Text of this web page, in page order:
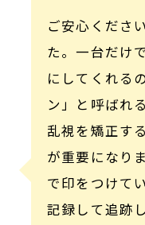
ご安心くださ
た。一台だけ
にしてくれる
ン」と呼ばれ
乱視を矯正す
が重要になり
で印をつけて
記録して追跡